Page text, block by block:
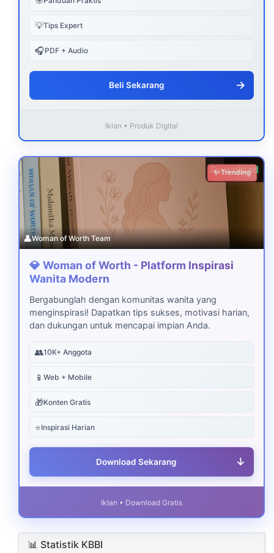
💡Tips Expert
🎧PDF + Audio
Beli Sekarang →
Iklan • Produk Digital
Download
✨ Trending
👤Woman of Worth Team
💎 Woman of Worth - Platform Inspirasi
Wanita Modern
Bergabunglah dengan komunitas wanita yang
menginspirasi! Dapatkan tips sukses, motivasi harian,
dan dukungan untuk mencapai impian Anda.
👥10K+ Anggota
📱 Web + Mobile
🎁Konten Gratis
⭐Inspirasi Harian
Download Sekarang ↓
Iklan • Download Gratis
📊 Statistik KBBI